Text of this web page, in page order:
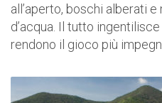
all’aperto, boschi alberati
d’acqua. Il tutto
rendono il gioco più